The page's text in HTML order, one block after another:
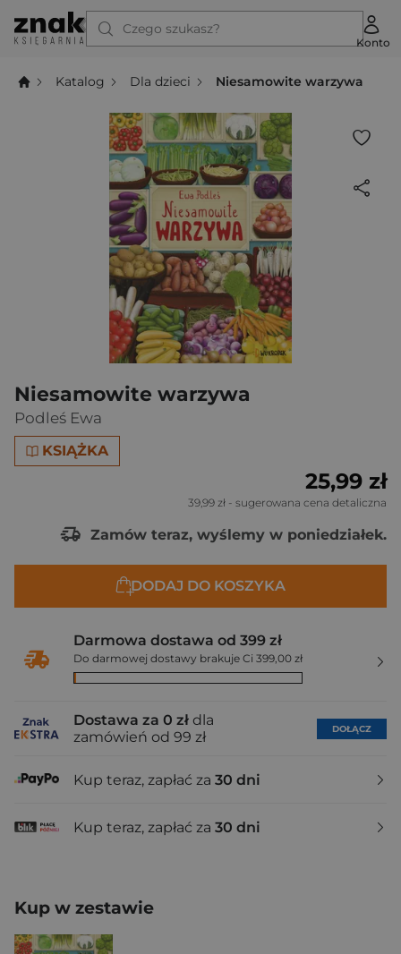
Czego szukasz?
Konto
Katalog Dla dzieci Niesamowite warzywa
Niesamowite warzywa
Podleś Ewa
KSIĄŻKA
25,99 zł
39,99 zł - sugerowana cena detaliczna
Zamów teraz, wyślemy w poniedziałek.
DODAJ DO KOSZYKA
Darmowa dostawa od 399 zł
Do darmowej dostawy brakuje Ci 399,00 zł
Dostawa za 0 zł dla
zamówień od 99 zł
DOŁĄCZ
Kup teraz, zapłać za 30 dni
Kup teraz, zapłać za 30 dni
Kup w zestawie